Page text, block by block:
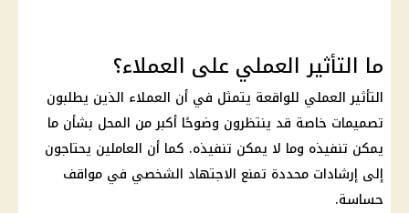
ما التأثير العملي على العملاء؟
التأثير العملي للواقعة يتمثل في أن العملاء الذين يطلبون
تصميمات خاصة قد ينتظرون وضوحًا أكبر من المحل بشأن ما
يمكن تنفيذه وما لا يمكن تنفيذه. كما أن العاملين يحتاجون
إلى إرشادات محددة تمنع الاجتهاد الشخصي في مواقف
حساسة.